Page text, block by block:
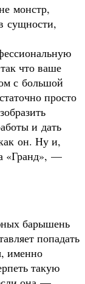
монстр,
сущности,
что ваше
с большой
просто
и дать
он. Ну и,
«Гранд», —
барышень
попадать
именно
такую